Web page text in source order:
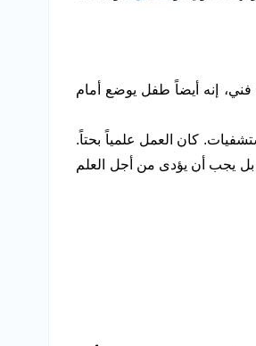
إنه أيضاً طفل يوضع أمام
كان العمل علمياً بحتاً.
بل يجب أن يؤدى من أجل العلم